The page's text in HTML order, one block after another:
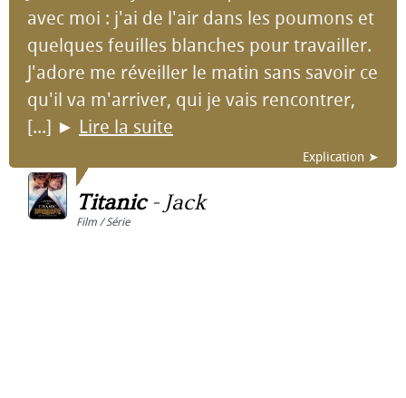
avec moi : j'ai de l'air dans les poumons et
quelques feuilles blanches pour travailler.
J'adore me réveiller le matin sans savoir ce
qu'il va m'arriver, qui je vais rencontrer,
[...] ► Lire la suite
Explication ➤
Titanic- Jack
Film / Série